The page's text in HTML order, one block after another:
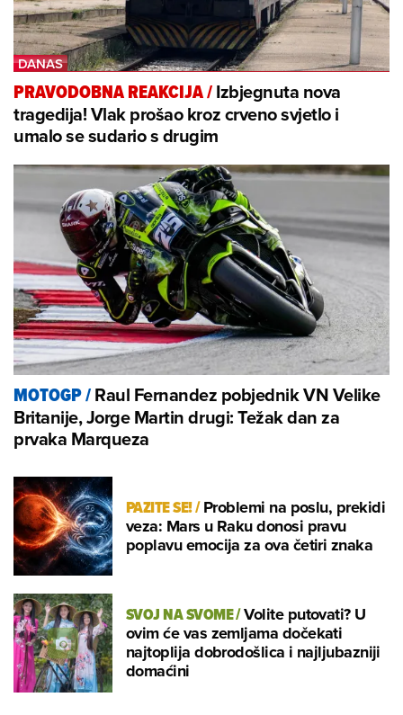
PRAVODOBNA REAKCIJA/Izbjegnuta nova
tragedija! Vlak prošao kroz crveno svjetlo i
umalo se sudario s drugim
MOTOGP/Raul Fernandez pobjednik VN Velike
Britanije, Jorge Martin drugi: Težak dan za
prvaka Marqueza
PAZITE SE!/Problemi na poslu, prekidi
veza: Mars u Raku donosi pravu
poplavu emocija za ova četiri znaka
SVOJ NA SVOME/Volite putovati? U
ovim će vas zemljama dočekati
najtoplija dobrodošlica i najljubazniji
domaćini